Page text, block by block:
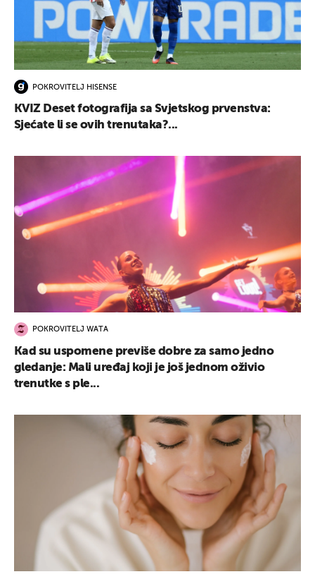
POKROVITELJ HISENSE
KVIZ Deset fotografija sa Svjetskog prvenstva:
Sjećate li se ovih trenutaka?...
POKROVITELJ WATA
Kad su uspomene previše dobre za samo jedno
gledanje: Mali uređaj koji je još jednom oživio
trenutke s ple...